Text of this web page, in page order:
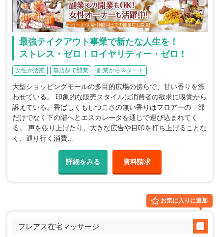
最強テイクアウト事業で新たな人生を！
ストレス・ゼロ！ロイヤリティー・ゼロ！
女性が活躍 無店舗で開業 副業からスタート
大型ショッピングモールの多目的広場の傍らで、甘い香りを漂
わせている。 印象的な販売スタイルは消費者の欲求に嗅覚から
訴えている。香ばしくもしつこさの無い香りはフロアーの一部
だけでなく下の階へとエスカレータを通じで運び込まれてく
る。 声を張り上げたり、大きな広告や目印を打ち上げることな
く、通り行く消費…
詳細をみる 資料請求
お気に入りに追加
フレアス在宅マッサージ